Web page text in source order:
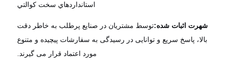
استانداردهاي سخت کوالتي
شهرت اثبات شده: توسط مشتریان در صنایع پرطلب به خاطر دقت
بالا، پاسخ سریع و توانایی در رسیدگی به سفارشات پیچیده و متنوع
مورد اعتماد قرار می گیرند.